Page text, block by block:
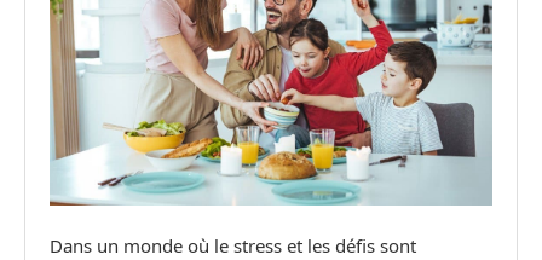
Dans un monde où le stress et les défis sont